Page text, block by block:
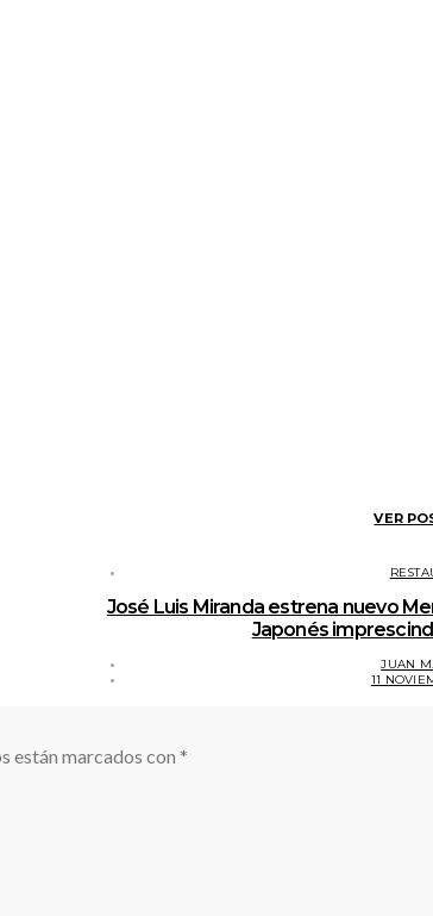
VER
José Luis Miranda estrena nuevo
Japonés
JUAN
11
están marcados con *